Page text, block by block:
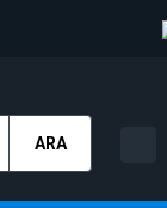
ARA